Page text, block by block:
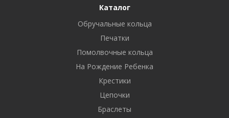
Каталог
Обручальные кольца
Печатки
Помолвочные кольца
На Рождение Ребенка
Крестики
Цепочки
Браслеты